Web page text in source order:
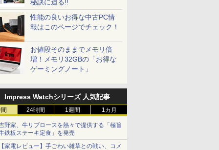
秘訣に迫る!!
性能の良いお得な中古PC情
報はこのページでチェック！
お値段そのままでメモリ倍
増！メモリ32GBの「お得な
ゲーミングノート」
Impress Watchシリーズ 人気記事
24時間 1週間 1カ月
野家、牛リブロースを熱々で提供する「極旨
鉄板ステーキ定食」を発売
家電レビュー】手ごわい雑草との戦い、コメ